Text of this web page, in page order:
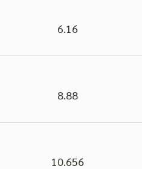
6.16
8.88
10.656